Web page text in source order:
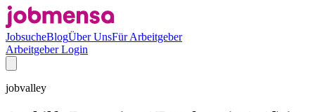
JobsucheBlogÜber UnsFür Arbeitgeber
Arbeitgeber Login
jobvalley